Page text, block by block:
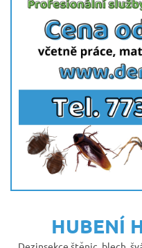
HUBENÍ